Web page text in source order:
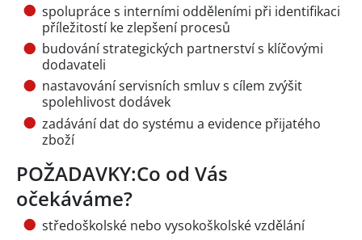
spolupráce s interními odděleními při identifikaci
příležitostí ke zlepšení procesů
budování strategických partnerství s klíčovými
dodavateli
nastavování servisních smluv s cílem zvýšit
spolehlivost dodávek
zadávání dat do systému a evidence přijatého
zboží
POŽADAVKY:Co od Vás
očekáváme?
středoškolské nebo vysokoškolské vzdělání